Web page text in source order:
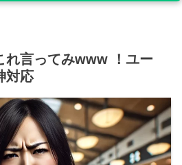
れ言ってみwww ！ユー
対応